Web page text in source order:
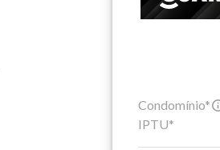
Condomínio*
IPTU*